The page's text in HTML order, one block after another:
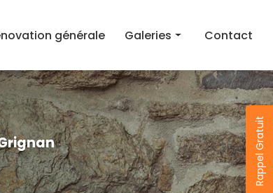
Rappel Gratuit
générale Galeries
Rénovation toiture
Maçonnerie
Rénovation générale
Contact